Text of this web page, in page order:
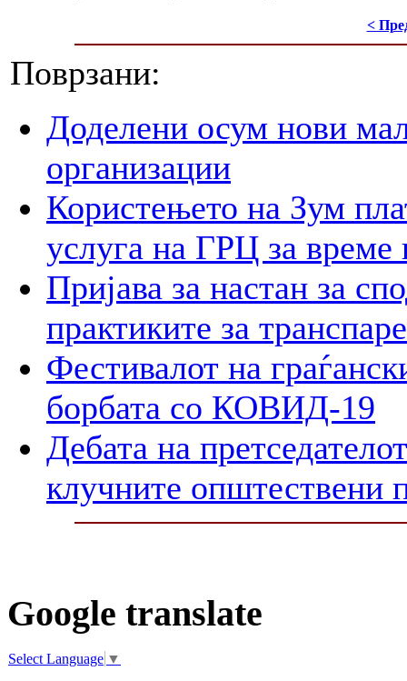
<
Поврзани:
Доделени осум нови
организации
Користењето на Зум
услуга на ГРЦ за време
Пријава за настан за
практиките за
Фестивалот на
борбата со КОВИД-19
Дебата на
клучните општествени
Google translate
Select Language ▼